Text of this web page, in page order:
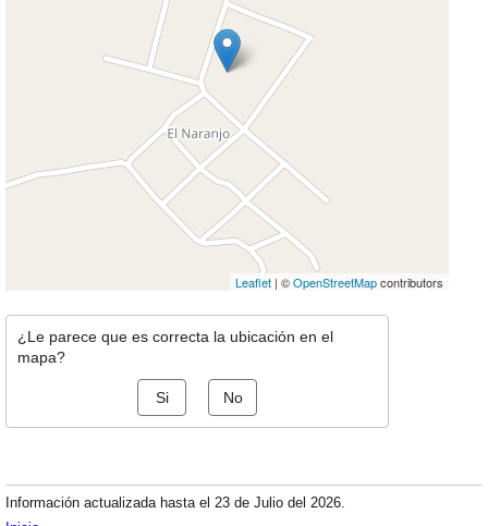
Leaflet | ©OpenStreetMapcontributors
¿Le parece que es correcta la ubicación en el
mapa?
Si No
Información actualizada hasta el 23 de Julio del 2026.